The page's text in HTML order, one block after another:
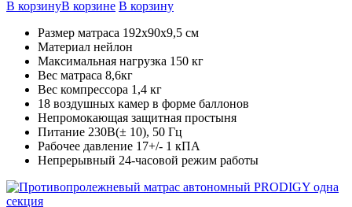
В корзинуВ корзине В корзину
Размер матраса 192х90х9,5 см
Материал нейлон
Максимальная нагрузка 150 кг
Вес матраса 8,6кг
Вес компрессора 1,4 кг
18 воздушных камер в форме баллонов
Непромокающая защитная простыня
Питание 230В(± 10), 50 Гц
Рабочее давление 17+/- 1 кПА
Непрерывный 24-часовой режим работы